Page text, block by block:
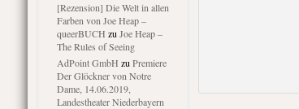
[Rezension] Die Welt in allen
Farben von Joe Heap –
queerBUCH zu Joe Heap –
The Rules of Seeing
AdPoint GmbH zu Premiere
Der Glöckner von Notre
Dame, 14.06.2019,
Landestheater Niederbayern